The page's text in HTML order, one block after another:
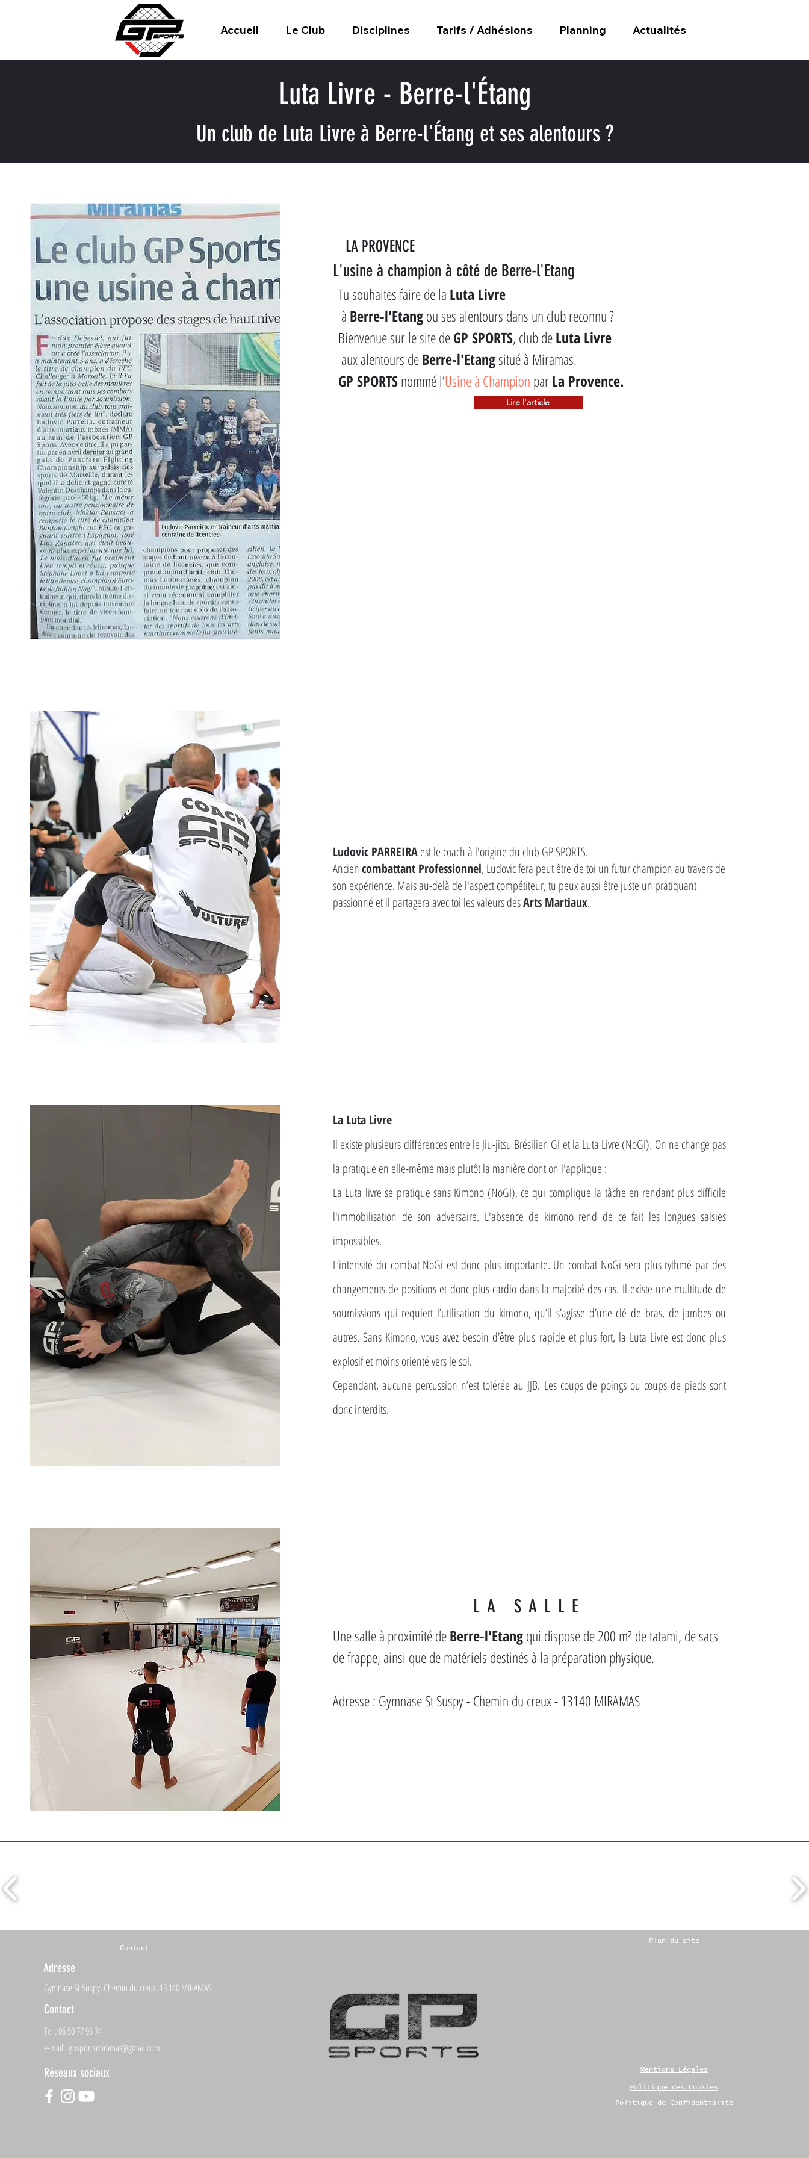
Accueil Le Club Disciplines Tarifs / Adhésions Planning Actualités
Luta Livre - Berre-l'Étang
Un club de Luta Livre à Berre-l'Étang et ses alentours ?
LA PROVENCE
L'usine à champion à côté de Berre-l'Etang
Tu souhaites faire de la Luta Livre
à Berre-l'Etang ou ses alentours dans un club reconnu ?
Bienvenue sur le site de GP SPORTS, club de Luta Livre
aux alentours de Berre-l'Etang situé à Miramas.
GP SPORTS nommé l’Usine à Champion par La Provence.
Lire l'article
Ludovic PARREIRAest le coach à l'origine du club GP SPORTS.
Anciencombattant Professionnel, Ludovic fera peut être de toi un futur champion au travers de
son expérience. Mais au-delà de l'aspect compétiteur, tu peux aussi être juste un pratiquant
passionné et il partagera avec toi les valeurs desArts Martiaux.
La Luta Livre
Il existe plusieurs différences entre le Jiu-jitsu Brésilien GI et la Luta Livre (NoGI). On ne change pas
la pratique en elle-même mais plutôt la manière dont on l'applique :
La Luta livre se pratique sans Kimono (NoGI), ce qui complique la tâche en rendant plus difficile
l'immobilisation de son adversaire. L'absence de kimono rend de ce fait les longues saisies
impossibles.
L’intensité du combat NoGi est donc plus importante. Un combat NoGi sera plus rythmé par des
changements de positions et donc plus cardio dans la majorité des cas. Il existe une multitude de
soumissions qui requiert l’utilisation du kimono, qu’il s’agisse d’une clé de bras, de jambes ou
autres. Sans Kimono, vous avez besoin d’être plus rapide et plus fort, la Luta Livre est donc plus
explosif et moins orienté vers le sol.
Cependant, aucune percussion n’est tolérée au JJB. Les coups de poings ou coups de pieds sont
donc interdits.
LA SALLE
Une salle à proximité de Berre-l'Etang qui dispose de 200 m² de tatami, de sacs
de frappe, ainsi que de matériels destinés à la préparation physique.
Adresse : Gymnase St Suspy - Chemin du creux - 13140 MIRAMAS
Contact
Adresse
Gymnase St Suspy, Chemin du creux, 13 140 MIRAMAS
Contact
Tel : 06 50 77 95 74
e-mail : gpsportsmiramas@gmail.com
Réseaux sociaux
Plan du site
Mentions Légales
Politique des Cookies
Politique de Confidentialité